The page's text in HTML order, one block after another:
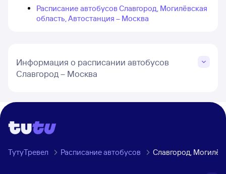
Расписание автобусов Славгород, Могилёвская
область, Автостанция – Москва
Информация о расписании автобусов
Славгород – Москва
ТутуТревел Расписание автобусов Славгород,